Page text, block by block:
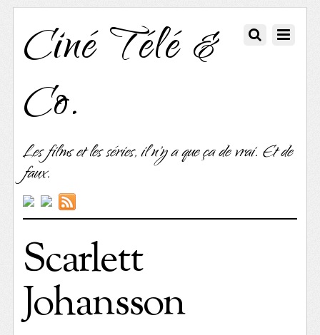
Ciné Télé &
Co.
Les films et les séries, il n'y a que ça de vrai. Et de
faux.
Scarlett
Johansson